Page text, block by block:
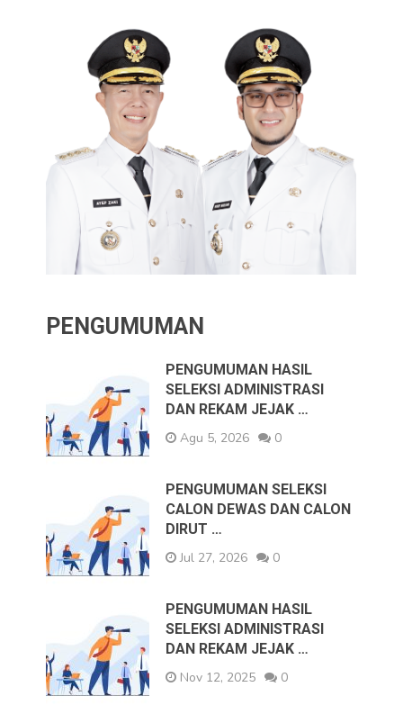
PENGUMUMAN
PENGUMUMAN HASIL
SELEKSI ADMINISTRASI
DAN REKAM JEJAK …
Agu 5, 2026
0
PENGUMUMAN SELEKSI
CALON DEWAS DAN CALON
DIRUT …
Jul 27, 2026
0
PENGUMUMAN HASIL
SELEKSI ADMINISTRASI
DAN REKAM JEJAK …
Nov 12, 2025
0